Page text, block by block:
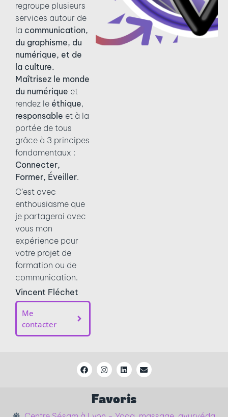
regroupe plusieurs
services autour de
la communication,
du graphisme, du
numérique, et de
la culture.
Maîtrisez le monde
du numérique et
rendez le éthique,
responsable et à la
portée de tous
grâce à 3 principes
fondamentaux :
Connecter,
Former, Éveiller.
C’est avec
enthousiasme que
je partagerai avec
vous mon
expérience pour
votre projet de
formation ou de
communication.
Vincent Fléchet
Me
contacter
Favoris